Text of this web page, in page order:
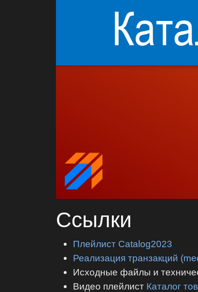
Ссылки
Плейлист Catalog2023
Реализация транзакций
Исходные файлы и
Видео плейлист Каталог